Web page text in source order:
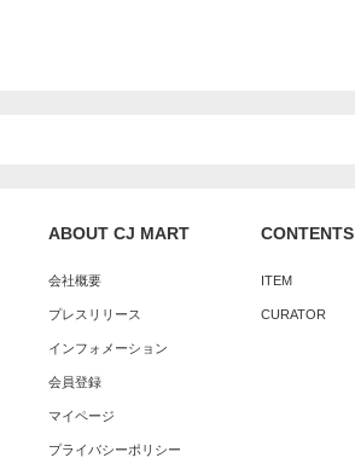
ABOUT CJ MART
会社概要
プレスリリース
インフォメーション
会員登録
マイページ
プライバシーポリシー
CONTENTS
ITEM
CURATOR